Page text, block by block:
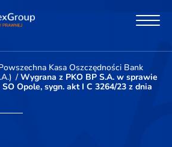
Kasa Oszczędności Bank
/ Wygrana z PKO BP S.A. w sprawie
Opole, sygn. akt I C 3264/23 z dnia